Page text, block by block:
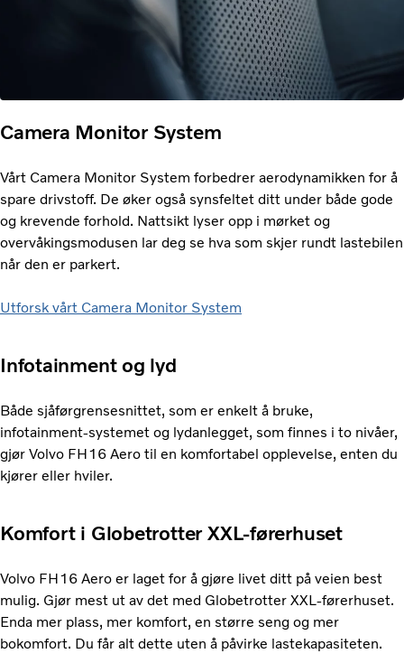
Camera Monitor System
Vårt Camera Monitor System forbedrer aerodynamikken for å
spare drivstoff. De øker også synsfeltet ditt under både gode
og krevende forhold. Nattsikt lyser opp i mørket og
overvåkingsmodusen lar deg se hva som skjer rundt lastebilen
når den er parkert.
Utforsk vårt Camera Monitor System
Infotainment og lyd
Både sjåførgrensesnittet, som er enkelt å bruke,
infotainment-systemet og lydanlegget, som finnes i to nivåer,
gjør Volvo FH16 Aero til en komfortabel opplevelse, enten du
kjører eller hviler.
Komfort i Globetrotter XXL-førerhuset
Volvo FH16 Aero er laget for å gjøre livet ditt på veien best
mulig. Gjør mest ut av det med Globetrotter XXL-førerhuset.
Enda mer plass, mer komfort, en større seng og mer
bokomfort. Du får alt dette uten å påvirke lastekapasiteten.